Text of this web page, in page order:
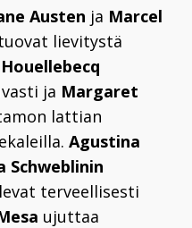
Austen ja Marcel
lievitystä
Houellebecq
ja Margaret
lattian
Agustina
Schweblinin
terveellisesti
ujuttaa